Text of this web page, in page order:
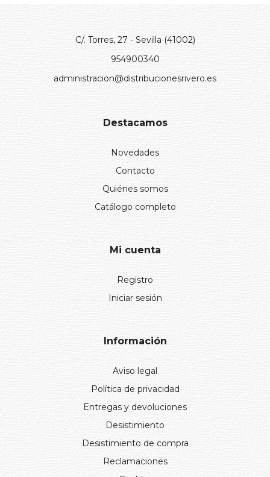
C/. Torres, 27 - Sevilla (41002)
954900340
administracion@distribucionesrivero.es
Destacamos
Novedades
Contacto
Quiénes somos
Catálogo completo
Mi cuenta
Registro
Iniciar sesión
Información
Aviso legal
Política de privacidad
Entregas y devoluciones
Desistimiento
Desistimiento de compra
Reclamaciones